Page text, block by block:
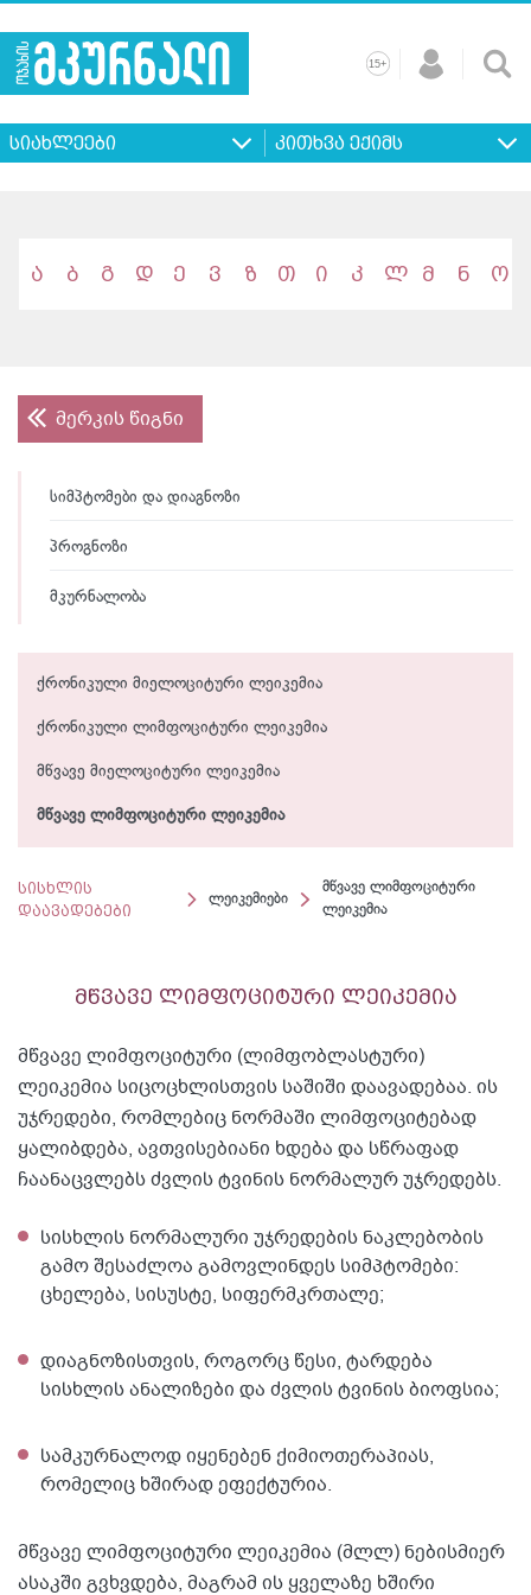
შესახებ ხშირად
კითხვები
15+
სიახლეები კითხვა ექიმს
ა ბ გ დ ე ვ ზ თ ი კ ლ მ ნ ო
მერკის წიგნი
სიმპტომები და დიაგნოზი
პროგნოზი
მკურნალობა
ქრონიკული მიელოციტური ლეიკემია
ქრონიკული ლიმფოციტური ლეიკემია
მწვავე მიელოციტური ლეიკემია
მწვავე ლიმფოციტური ლეიკემია
სისხლის
დაავადებები
ლეიკემიები
მწვავე ლიმფოციტური
ლეიკემია
მწვავე ლიმფოციტური ლეიკემია
მწვავე ლიმფოციტური (ლიმფობლასტური)
ლეიკემია სიცოცხლისთვის საშიში დაავადებაა. ის
უჯრედები, რომლებიც ნორმაში ლიმფოციტებად
ყალიბდება, ავთვისებიანი ხდება და სწრაფად
ჩაანაცვლებს ძვლის ტვინის ნორმალურ უჯრედებს.
სისხლის ნორმალური უჯრედების ნაკლებობის
გამო შესაძლოა გამოვლინდეს სიმპტომები:
ცხელება, სისუსტე, სიფერმკრთალე;
დიაგნოზისთვის, როგორც წესი, ტარდება
სისხლის ანალიზები და ძვლის ტვინის ბიოფსია;
სამკურნალოდ იყენებენ ქიმიოთერაპიას,
რომელიც ხშირად ეფექტურია.
მწვავე ლიმფოციტური ლეიკემია (მლლ) ნებისმიერ
ასაკში გვხვდება, მაგრამ ის ყველაზე ხშირი